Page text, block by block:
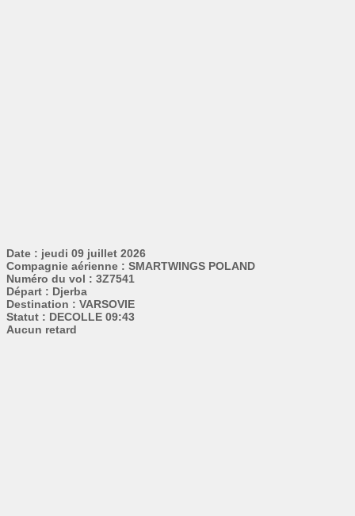
Date : jeudi 09 juillet 2026
Compagnie aérienne : SMARTWINGS POLAND
Numéro du vol : 3Z7541
Départ : Djerba
Destination : VARSOVIE
Statut : DECOLLE 09:43
Aucun retard